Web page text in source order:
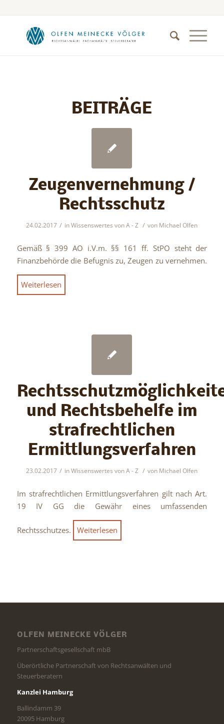
BEITRÄGE
Zeugenvernehmung /
Rechtsschutz
24.02.2017 / inWissenswertes von A - Z / von Michael Olfen
Gemäß § 399 AO i.V.m. §§ 161 ff. StPO steht der
Finanzbehörde die Befugnis zu, Zeugen zu vernehmen.
Weiterlesen
und Rechtsbehelfe im
strafrechtlichen
Ermittlungsverfahren
23.02.2017 / inWissenswertes von A - Z / von Michael Olfen
Im strafrechtlichen Ermittlungsverfahren gilt nach Art.
19 IV GG die Gewähr eines umfassenden
Rechtsschutzes. Weiterlesen
OLFEN MEINECKE VÖLGER
Partnerschaftsgesellschaft mbB
Überörtliche Partnerschaft von Rechtsanwälten und
Steuerberatern
Kanzlei Hamburg
Ballindamm 39
20095 Hamburg